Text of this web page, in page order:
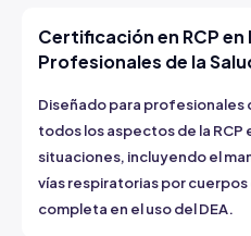
Certificación en RCP en
Profesionales de la
Diseñado para profesionales
todos los aspectos de la RCP
situaciones, incluyendo el
vías respiratorias por
completa en el uso del DEA.